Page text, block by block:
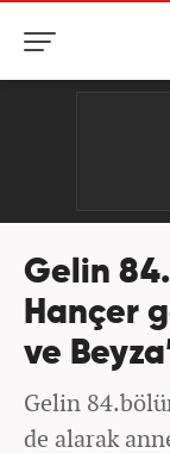
Gelin
Hançer
ve
Gelin
de alarak